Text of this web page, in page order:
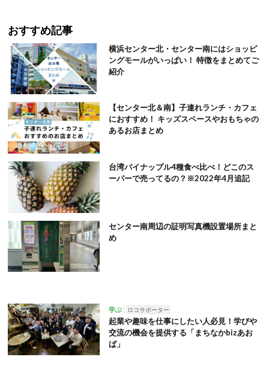
おすすめ記事
横浜センター北・センター南にはショッピ
ングモールがいっぱい！ 特徴をまとめてご
紹介
【センター北＆南】子連れランチ・カフェ
におすすめ！ キッズスペースやおもちゃの
あるお店まとめ
台湾パイナップル4種食べ比べ！どこのス
ーパーで売ってるの？※2022年4月追記
センター南周辺の証明写真機設置場所まと
め
学ぶ ロコサポーター
起業や趣味を仕事にしたい人必見！学びや
交流の機会を提供する「まちなかbizあお
ば」